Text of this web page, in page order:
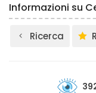
Informazioni su
Ricerca